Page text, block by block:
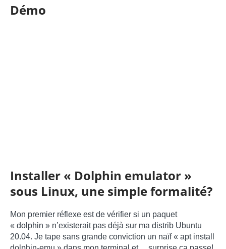
Démo
Installer « Dolphin emulator »
sous Linux, une simple formalité?
Mon premier réflexe est de vérifier si un paquet
« dolphin » n’existerait pas déjà sur ma distrib Ubuntu
20.04. Je tape sans grande conviction un naïf « apt install